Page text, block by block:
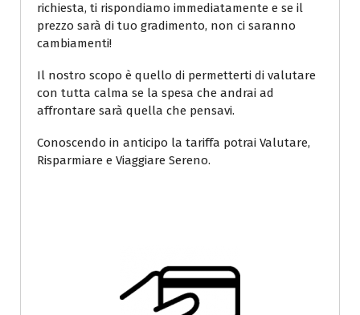
richiesta, ti rispondiamo immediatamente e se il
prezzo sarà di tuo gradimento, non ci saranno
cambiamenti!
Il nostro scopo è quello di permetterti di valutare
con tutta calma se la spesa che andrai ad
affrontare sarà quella che pensavi.
Conoscendo in anticipo la tariffa potrai Valutare,
Risparmiare e Viaggiare Sereno.